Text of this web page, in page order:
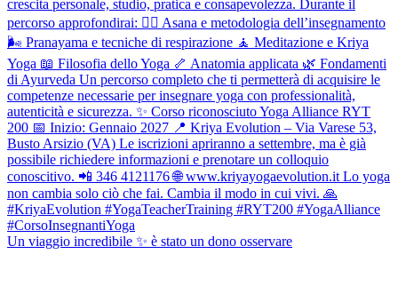
Un viaggio incredibile ✨ è stato un dono osservare